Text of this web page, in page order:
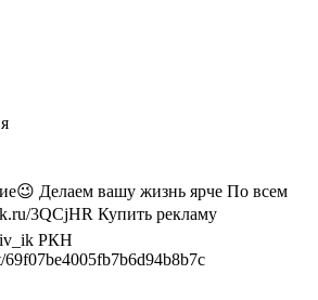
Делаем вашу жизнь ярче По всем
3QCjHR Купить рекламу
РКН
69f07be4005fb7b6d94b8b7c